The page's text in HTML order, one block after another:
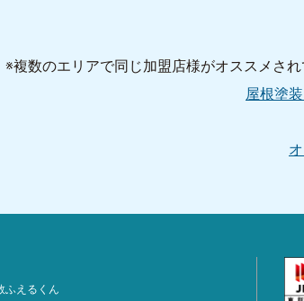
※複数のエリアで同じ加盟店様がオススメされ
屋根塗
ふえるくん